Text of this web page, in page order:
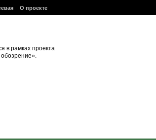
О проекте
в рамках проекта